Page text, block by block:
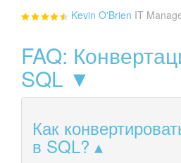
Kevin O'Brien IT
FAQ:
SQL ▼
Как
в SQL?